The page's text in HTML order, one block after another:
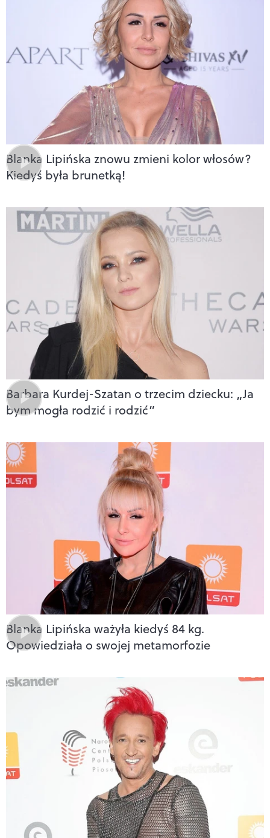
Blanka Lipińska znowu zmieni kolor włosów?
Kiedyś była brunetką!
Barbara Kurdej-Szatan o trzecim dziecku: „Ja
bym mogła rodzić i rodzić”
Blanka Lipińska ważyła kiedyś 84 kg.
Opowiedziała o swojej metamorfozie